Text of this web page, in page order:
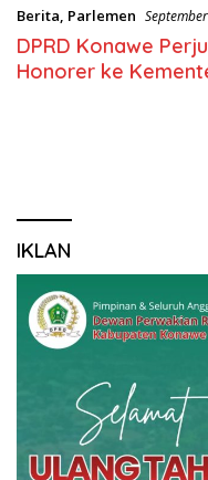
Berita, Parlemen
DPRD Konawe
Honorer ke
IKLAN